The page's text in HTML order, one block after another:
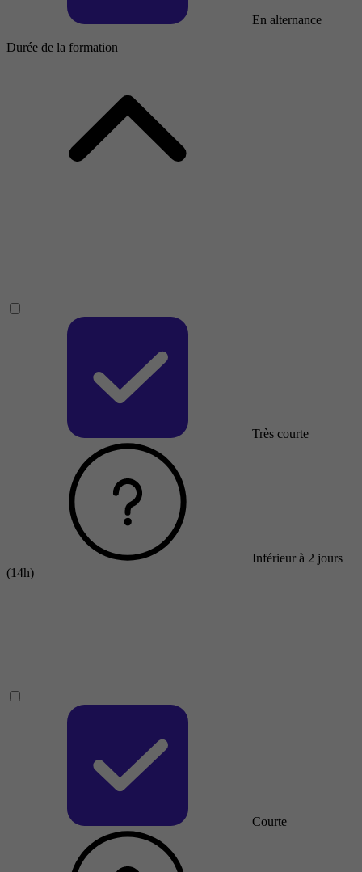
En alternance
Durée de la formation
Très courte
Inférieur à 2 jours
(14h)
Courte